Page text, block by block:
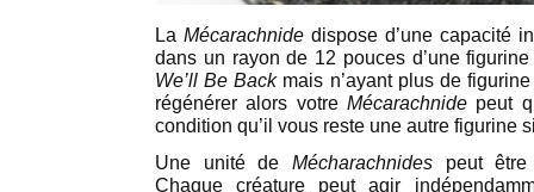
La Mécarachnide dispose d’une capacité
dans un rayon de 12 pouces d’une
We’ll Be Backmais n’ayant plus de
régénérer alors votre Mécarachnide peut
condition qu’il vous reste une autre figurine
Une unité de Mécharachnides peut
Chaque créature peut agir